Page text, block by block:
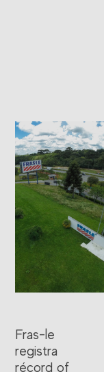
Fras-le
registra
récord of